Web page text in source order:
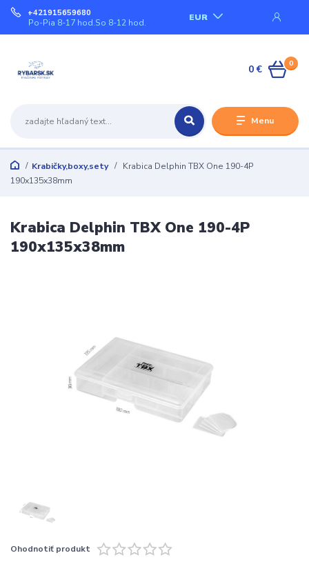
Menu
EUR
+421915659680
Po-Pia 8-17 hod.So 8-12 hod.
0
0 €
Krabičky,boxy,sety
Krabica Delphin TBX One 190-4P
190x135x38mm
Krabica Delphin TBX One 190-4P
190x135x38mm
Ohodnotiť produkt